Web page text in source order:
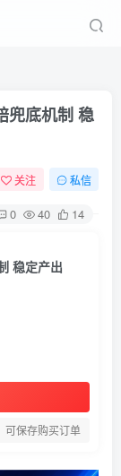
兜底机制 稳
关注 私信
0 40 14
稳定产出
可保存购买订单